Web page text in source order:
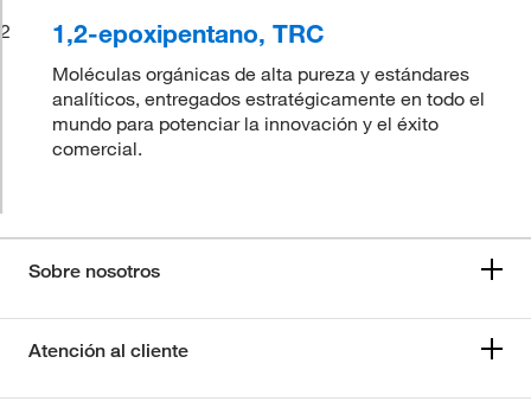
2
1,2-epoxipentano, TRC
Moléculas orgánicas de alta pureza y estándares
analíticos, entregados estratégicamente en todo el
mundo para potenciar la innovación y el éxito
comercial.
Sobre nosotros
Atención al cliente